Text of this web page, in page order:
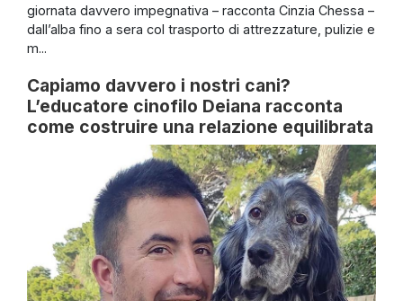
giornata davvero impegnativa – racconta Cinzia Chessa –
dall’alba fino a sera col trasporto di attrezzature, pulizie e
m...
Capiamo davvero i nostri cani?
L’educatore cinofilo Deiana racconta
come costruire una relazione equilibrata